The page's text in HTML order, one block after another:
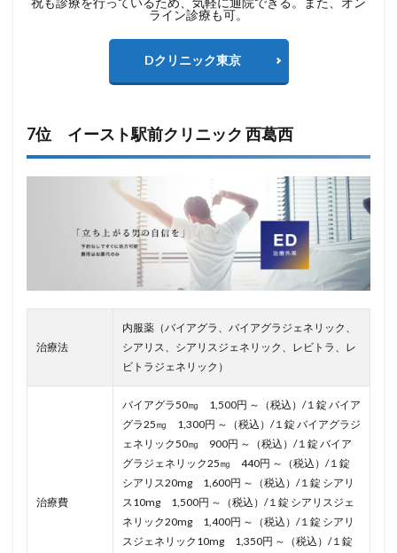
ライン診療も可。
Dクリニック東京
7位 イースト駅前クリニック 西葛西
治療法
内服薬（バイアグラ、バイアグラジェネリック、
シアリス、シアリスジェネリック、レビトラ、レ
ビトラジェネリック）
治療費
バイアグラ50㎎ 1,500円 ～（税込）/１錠 バイア
グラ25㎎ 1,300円 ～（税込）/１錠 バイアグラジ
ェネリック50㎎ 900円 ～（税込）/１錠 バイア
グラジェネリック25㎎ 440円 ～（税込）/１錠
シアリス20mg 1,600円 ～（税込）/１錠 シアリ
ス10mg 1,500円 ～（税込）/１錠 シアリスジェ
ネリック20mg 1,400円 ～（税込）/１錠 シアリ
スジェネリック10mg 1,350円 ～（税込）/１錠